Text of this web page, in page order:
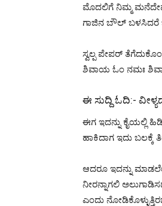
ಮೊದಲಿಗೆ ನಿಮ್ಮ
ಗಾಜಿನ ಬೌಲ್ ಬಳಸಿದರೆ
ಸ್ವಲ್ಪ ಪೇಪರ್
ಶಿವಾಯ ಓಂ ನಮಃ
ಈ ಸುದ್ದಿ ಓದಿ:-
ಈಗ ಇದನ್ನು ಕೈಯಲ್ಲಿ
ಹಾಕಿದಾಗ ಇದು ಬಲಕ್ಕೆ
ಆದರೂ ಇದನ್ನು
ನೀರನ್ನಾಗಲಿ
ಎಂದು